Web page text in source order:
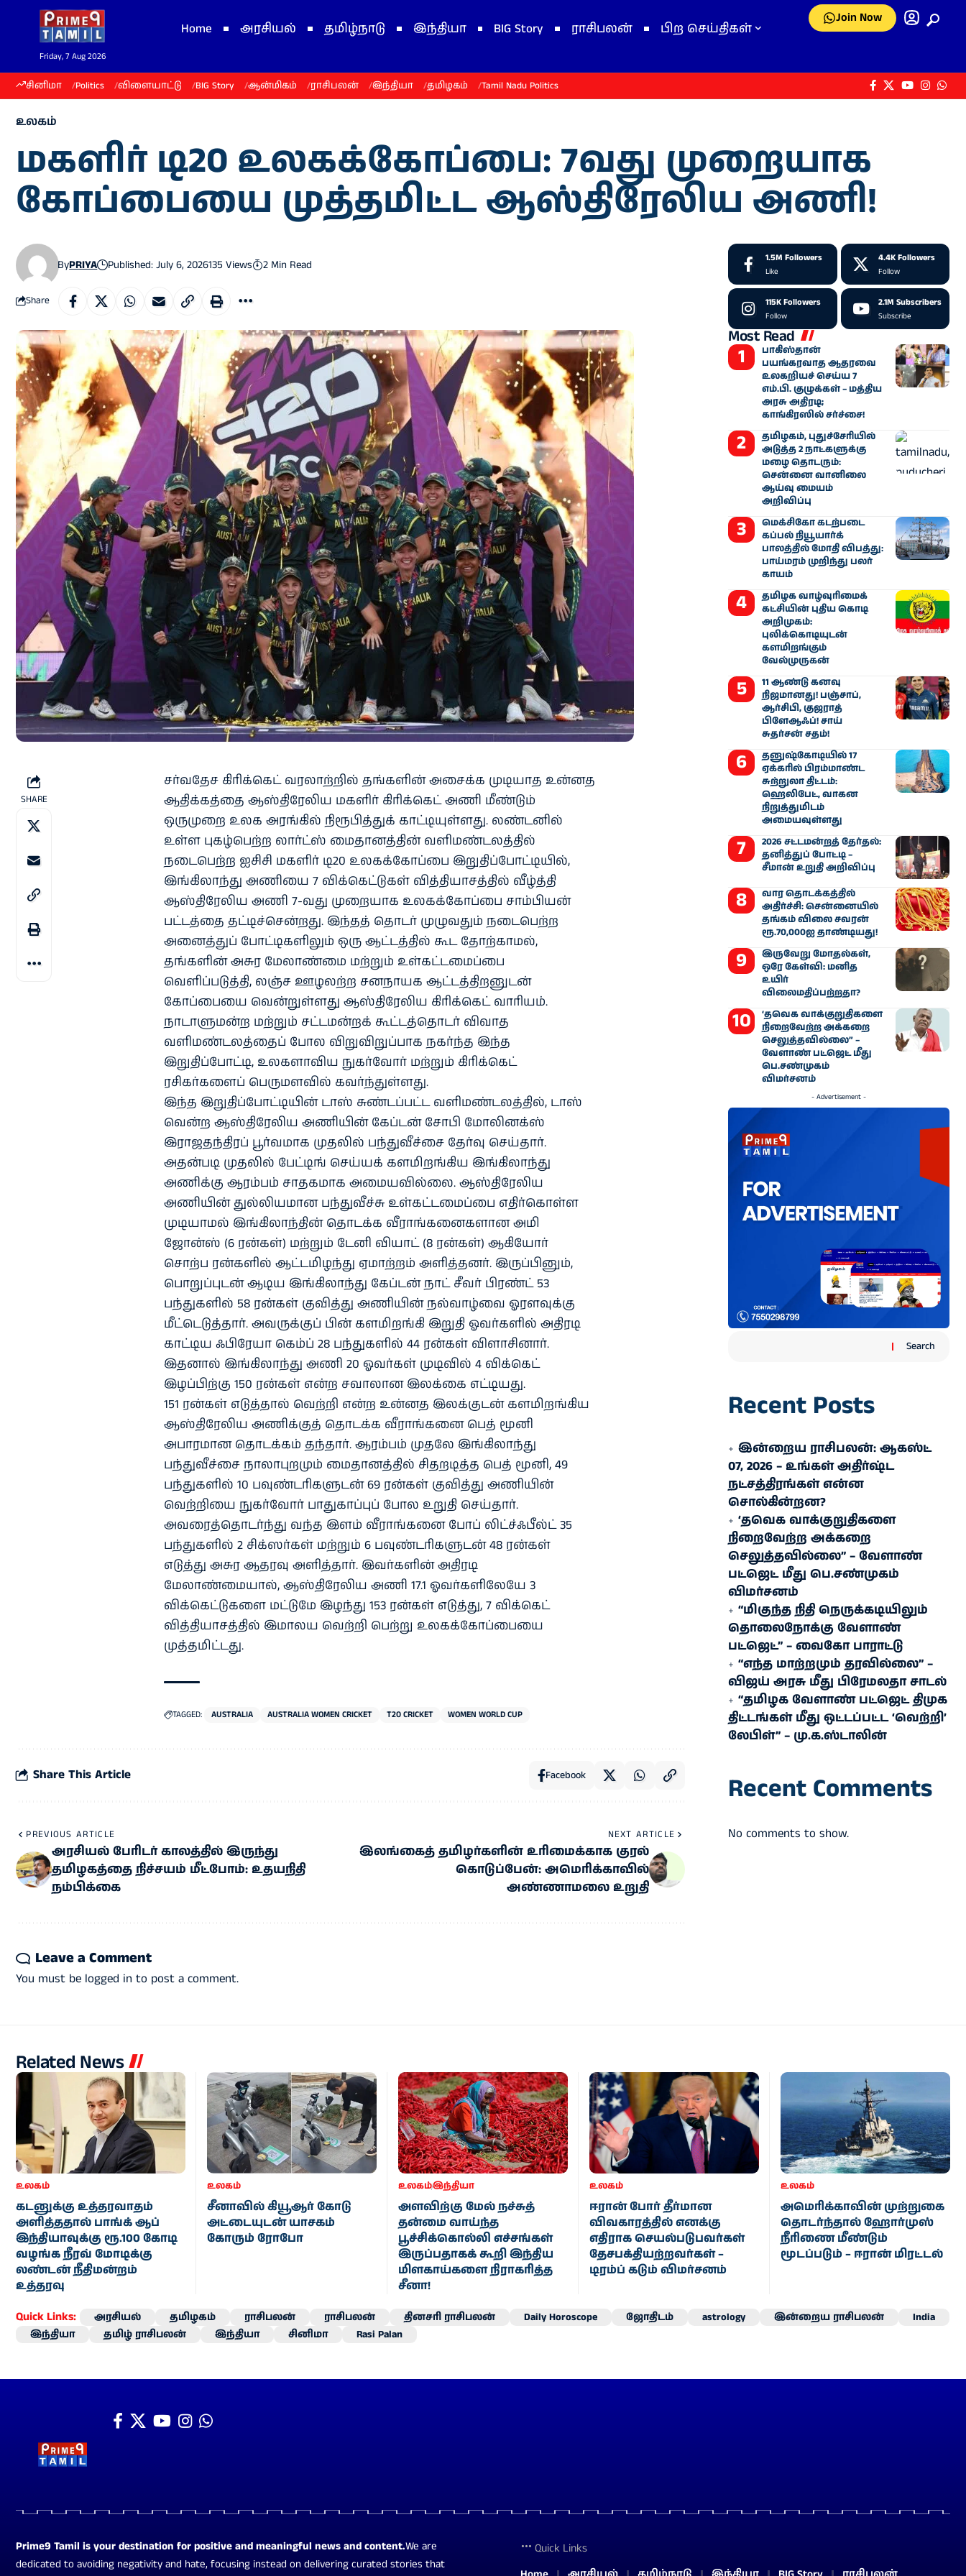
Friday, 7 Aug 2026
Home அரசியல் தமிழ்நாடு இந்தியா BIG Story ராசிபலன் பிற செய்திகள்
Join Now
சினிமா Politics விளையாட்டு BIG Story ஆன்மிகம் ராசிபலன் இந்தியா தமிழகம் Tamil Nadu Politics
உலகம்
மகளிர் டி20 உலகக்கோப்பை: 7வது முறையாக
கோப்பையை முத்தமிட்ட ஆஸ்திரேலிய அணி!
ByPRIYA Published: July 6, 2026135 Views 2 Min Read
Share
SHARE
சர்வதேச கிரிக்கெட் வரலாற்றில் தங்களின் அசைக்க முடியாத உன்னத
ஆதிக்கத்தை ஆஸ்திரேலிய மகளிர் கிரிக்கெட் அணி மீண்டும்
ஒருமுறை உலக அரங்கில் நிரூபித்துக் காட்டியுள்ளது. லண்டனில்
உள்ள புகழ்பெற்ற லார்ட்ஸ் மைதானத்தின் வளிமண்டலத்தில்
நடைபெற்ற ஐசிசி மகளிர் டி20 உலகக்கோப்பை இறுதிப்போட்டியில்,
இங்கிலாந்து அணியை 7 விக்கெட்டுகள் வித்தியாசத்தில் வீழ்த்தி
ஆஸ்திரேலிய அணி 7-வது முறையாக உலகக்கோப்பை சாம்பியன்
பட்டத்தை தட்டிச்சென்றது. இந்தத் தொடர் முழுவதும் நடைபெற்ற
அனைத்துப் போட்டிகளிலும் ஒரு ஆட்டத்தில் கூட தோற்காமல்,
தங்களின் அசுர மேலாண்மை மற்றும் உள்கட்டமைப்பை
வெளிப்படுத்தி, லஞ்ச ஊழலற்ற சனநாயக ஆட்டத்திறனுடன்
கோப்பையை வென்றுள்ளது ஆஸ்திரேலிய கிரிக்கெட் வாரியம்.
நாடாளுமன்ற மற்றும் சட்டமன்றக் கூட்டத்தொடர் விவாத
வளிமண்டலத்தைப் போல விறுவிறுப்பாக நகர்ந்த இந்த
இறுதிப்போட்டி, உலகளாவிய நுகர்வோர் மற்றும் கிரிக்கெட்
ரசிகர்களைப் பெருமளவில் கவர்ந்துள்ளது.
இந்த இறுதிப்போட்டியின் டாஸ் சுண்டப்பட்ட வளிமண்டலத்தில், டாஸ்
வென்ற ஆஸ்திரேலிய அணியின் கேப்டன் சோபி மோலினக்ஸ்
இராஜதந்திரப் பூர்வமாக முதலில் பந்துவீச்சை தேர்வு செய்தார்.
அதன்படி முதலில் பேட்டிங் செய்யக் களமிறங்கிய இங்கிலாந்து
அணிக்கு ஆரம்பம் சாதகமாக அமையவில்லை. ஆஸ்திரேலிய
அணியின் துல்லியமான பந்துவீச்சு உள்கட்டமைப்பை எதிர்கொள்ள
முடியாமல் இங்கிலாந்தின் தொடக்க வீராங்கனைகளான அமி
ஜோன்ஸ் (6 ரன்கள்) மற்றும் டேனி வியாட் (8 ரன்கள்) ஆகியோர்
சொற்ப ரன்களில் ஆட்டமிழந்து ஏமாற்றம் அளித்தனர். இருப்பினும்,
பொறுப்புடன் ஆடிய இங்கிலாந்து கேப்டன் நாட் சீவர் பிரண்ட் 53
பந்துகளில் 58 ரன்கள் குவித்து அணியின் நல்வாழ்வை ஓரளவுக்கு
மீட்டெடுத்தார். அவருக்குப் பின் களமிறங்கி இறுதி ஓவர்களில் அதிரடி
காட்டிய ஃபிரேயா கெம்ப் 28 பந்துகளில் 44 ரன்கள் விளாசினார்.
இதனால் இங்கிலாந்து அணி 20 ஓவர்கள் முடிவில் 4 விக்கெட்
இழப்பிற்கு 150 ரன்கள் என்ற சவாலான இலக்கை எட்டியது.
151 ரன்கள் எடுத்தால் வெற்றி என்ற உன்னத இலக்குடன் களமிறங்கிய
ஆஸ்திரேலிய அணிக்குத் தொடக்க வீராங்கனை பெத் மூனி
அபாரமான தொடக்கம் தந்தார். ஆரம்பம் முதலே இங்கிலாந்து
பந்துவீச்சை நாலாபுறமும் மைதானத்தில் சிதறடித்த பெத் மூனி, 49
பந்துகளில் 10 பவுண்டரிகளுடன் 69 ரன்கள் குவித்து அணியின்
வெற்றியை நுகர்வோர் பாதுகாப்புப் போல உறுதி செய்தார்.
அவரைத்தொடர்ந்து வந்த இளம் வீராங்கனை போப் லிட்ச்ஃபீல்ட் 35
பந்துகளில் 2 சிக்ஸர்கள் மற்றும் 6 பவுண்டரிகளுடன் 48 ரன்கள்
எடுத்து அசுர ஆதரவு அளித்தார். இவர்களின் அதிரடி
மேலாண்மையால், ஆஸ்திரேலிய அணி 17.1 ஓவர்களிலேயே 3
விக்கெட்டுகளை மட்டுமே இழந்து 153 ரன்கள் எடுத்து, 7 விக்கெட்
வித்தியாசத்தில் இமாலய வெற்றி பெற்று உலகக்கோப்பையை
முத்தமிட்டது.
TAGGED: AUSTRALIA AUSTRALIA WOMEN CRICKET T20 CRICKET WOMEN WORLD CUP
Share This Article Facebook
PREVIOUS ARTICLE
அரசியல் பேரிடர் காலத்தில் இருந்து
தமிழகத்தை நிச்சயம் மீட்போம்: உதயநிதி
நம்பிக்கை
NEXT ARTICLE
இலங்கைத் தமிழர்களின் உரிமைக்காக குரல்
கொடுப்பேன்: அமெரிக்காவில்
அண்ணாமலை உறுதி
Leave a Comment
You must be logged in to post a comment.
1.5M Followers
Like
4.4K Followers
Follow
115K Followers
Follow
2.1M Subscribers
Subscribe
Most Read
பாகிஸ்தான்
பயங்கரவாத ஆதரவை
உலகறியச் செய்ய 7
எம்.பி. குழுக்கள் – மத்திய
அரசு அதிரடி;
காங்கிரஸில் சர்ச்சை!
தமிழகம், புதுச்சேரியில்
அடுத்த 2 நாட்களுக்கு
மழை தொடரும்:
சென்னை வானிலை
ஆய்வு மையம்
அறிவிப்பு
மெக்சிகோ கடற்படை
கப்பல் நியூயார்க்
பாலத்தில் மோதி விபத்து:
பாய்மரம் முறிந்து பலர்
காயம்
தமிழக வாழ்வுரிமைக்
கட்சியின் புதிய கொடி
அறிமுகம்:
புலிக்கொடியுடன்
களமிறங்கும்
வேல்முருகன்
11 ஆண்டு கனவு
நிஜமானது! பஞ்சாப்,
ஆர்சிபி, குஜராத்
பிளேஆஃப்! சாய்
சுதர்சன் சதம்!
தனுஷ்கோடியில் 17
ஏக்கரில் பிரம்மாண்ட
சுற்றுலா திட்டம்:
ஹெலிபேட், வாகன
நிறுத்துமிடம்
அமையவுள்ளது
2026 சட்டமன்றத் தேர்தல்:
தனித்துப் போட்டி –
சீமான் உறுதி அறிவிப்பு
வார தொடக்கத்தில்
அதிர்ச்சி: சென்னையில்
தங்கம் விலை சவரன்
ரூ.70,000ஐ தாண்டியது!
இருவேறு மோதல்கள்,
ஒரே கேள்வி: மனித
உயிர்
விலைமதிப்பற்றதா?
‘தவெக வாக்குறுதிகளை
நிறைவேற்ற அக்கறை
செலுத்தவில்லை” –
வேளாண் பட்ஜெட் மீது
பெ.சண்முகம்
விமர்சனம்
- Advertisement -
Search
Recent Posts
இன்றைய ராசிபலன்: ஆகஸ்ட்
07, 2026 – உங்கள் அதிர்ஷ்ட
நட்சத்திரங்கள் என்ன
சொல்கின்றன?
‘தவெக வாக்குறுதிகளை
நிறைவேற்ற அக்கறை
செலுத்தவில்லை” – வேளாண்
பட்ஜெட் மீது பெ.சண்முகம்
விமர்சனம்
“மிகுந்த நிதி நெருக்கடியிலும்
தொலைநோக்கு வேளாண்
பட்ஜெட்” – வைகோ பாராட்டு
“எந்த மாற்றமும் தரவில்லை” –
விஜய் அரசு மீது பிரேமலதா சாடல்
“தமிழக வேளாண் பட்ஜெட் திமுக
திட்டங்கள் மீது ஒட்டப்பட்ட ‘வெற்றி’
லேபிள்” – மு.க.ஸ்டாலின்
Recent Comments
No comments to show.
Related News
உலகம்
கடனுக்கு உத்தரவாதம்
அளித்ததால் பாங்க் ஆப்
இந்தியாவுக்கு ரூ.100 கோடி
வழங்க நீரவ் மோடிக்கு
லண்டன் நீதிமன்றம்
உத்தரவு
உலகம்
சீனாவில் கியூஆர் கோடு
அட்டையுடன் யாசகம்
கோரும் ரோபோ
உலகம்இந்தியா
அளவிற்கு மேல் நச்சுத்
தன்மை வாய்ந்த
பூச்சிக்கொல்லி எச்சங்கள்
இருப்பதாகக் கூறி இந்திய
மிளகாய்களை நிராகரித்த
சீனா!
உலகம்
ஈரான் போர் தீர்மான
விவகாரத்தில் எனக்கு
எதிராக செயல்படுபவர்கள்
தேசபக்தியற்றவர்கள் –
டிரம்ப் கடும் விமர்சனம்
உலகம்
அமெரிக்காவின் முற்றுகை
தொடர்ந்தால் ஹோர்முஸ்
நீரிணை மீண்டும்
மூடப்படும் – ஈரான் மிரட்டல்
Quick Links: அரசியல் தமிழகம் ராசிபலன் ராசிபலன் தினசரி ராசிபலன் Daily Horoscope ஜோதிடம் astrology இன்றைய ராசிபலன்
India
இந்தியா
தமிழ் ராசிபலன் இந்தியா சினிமா Rasi Palan
Prime9 Tamil is your destination for positive and meaningful news and content.We are
dedicated to avoiding negativity and hate, focusing instead on delivering curated stories that
Quick Links